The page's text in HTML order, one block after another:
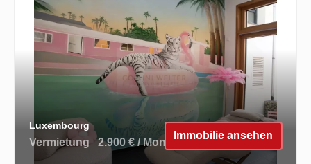
Luxembourg
Vermietung 2.900 € / Monat
Immobilie ansehen